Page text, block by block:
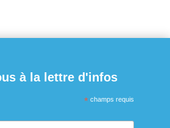
à la lettre d'infos
* champs requis